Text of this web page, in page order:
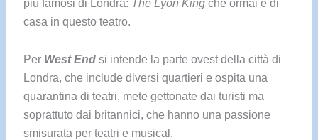
più famosi di Londra: The Lyon King che ormai è di
casa in questo teatro.
Per West Endsi intende la parte ovest della città di
Londra, che include diversi quartieri e ospita una
quarantina di teatri, mete gettonate dai turisti ma
soprattuto dai britannici, che hanno una passione
smisurata per teatri e musical.